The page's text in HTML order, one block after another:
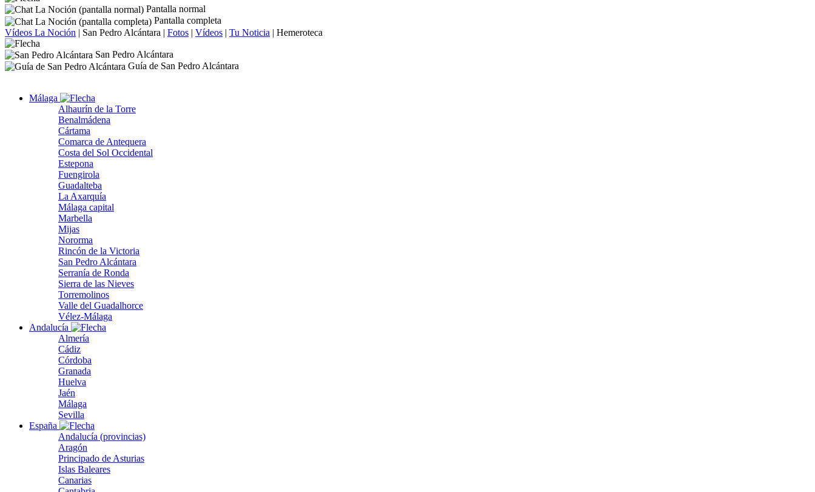
Pantalla normal
Pantalla completa
Vídeos La Noción | San Pedro Alcántara | Fotos | Vídeos | Tu Noticia | Hemeroteca
San Pedro Alcántara
Guía de San Pedro Alcántara
Málaga
Alhaurín de la Torre
Benalmádena
Cártama
Comarca de Antequera
Costa del Sol Occidental
Estepona
Fuengirola
Guadalteba
La Axarquía
Málaga capital
Marbella
Mijas
Nororma
Rincón de la Victoria
San Pedro Alcántara
Serranía de Ronda
Sierra de las Nieves
Torremolinos
Valle del Guadalhorce
Vélez-Málaga
Andalucía
Almería
Cádiz
Córdoba
Granada
Huelva
Jaén
Málaga
Sevilla
España
Andalucía (provincias)
Aragón
Principado de Asturias
Islas Baleares
Canarias